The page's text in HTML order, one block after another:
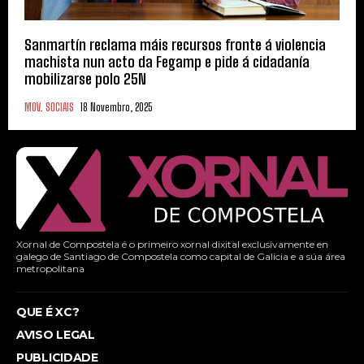
Sanmartín reclama máis recursos fronte á violencia
machista nun acto da Fegamp e pide á cidadanía
mobilizarse polo 25N
MOV. SOCIAIS 18 Novembro, 2025
Xornal de Compostela é o primeiro xornal dixital exclusivamente en
galego de Santiago de Compostela como capital de Galicia e a súa área
metropolitana
QUE É XC?
AVISO LEGAL
PUBLICIDADE